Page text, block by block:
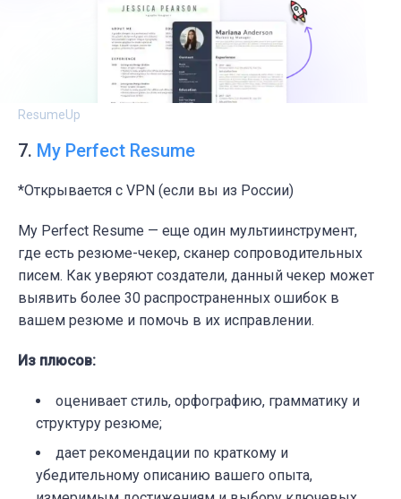
ResumeUp
7. My Perfect Resume
*Открывается с VPN (если вы из России)
My Perfect Resume — еще один мультиинструмент,
где есть резюме-чекер, сканер сопроводительных
писем. Как уверяют создатели, данный чекер может
выявить более 30 распространенных ошибок в
вашем резюме и помочь в их исправлении.
Из плюсов:
оценивает стиль, орфографию, грамматику и
структуру резюме;
дает рекомендации по краткому и
убедительному описанию вашего опыта,